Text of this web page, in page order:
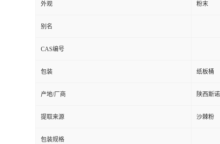
外观 粉末
别名
CAS编号
包装 纸板桶
产地/厂商 陕西斯
提取来源 沙棘粉
包装规格